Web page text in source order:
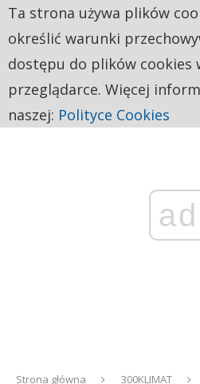
ad
Strona główna 300KLIMAT
Ta strona używa plików
określić warunki
dostępu do plików cookies
przeglądarce. Więcej
naszej: Polityce Cookies